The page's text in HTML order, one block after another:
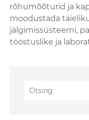
rõhumõõturid ja
moodustada
jälgimissüsteemi,
tööstuslike ja